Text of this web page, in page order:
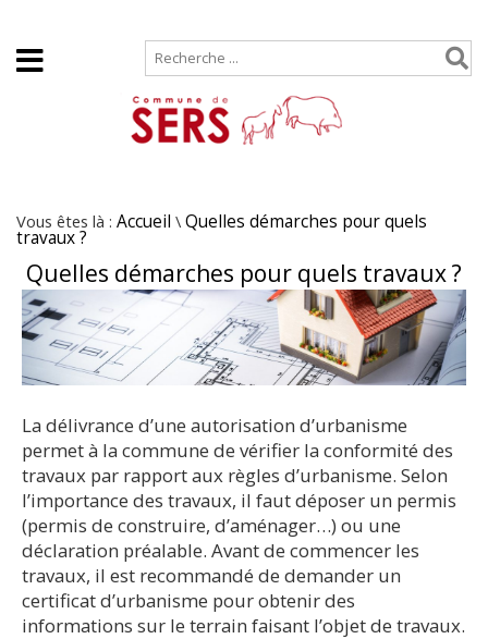
Vous êtes là : Accueil \ Quelles démarches pour quels
travaux ?
Quelles démarches pour quels travaux ?
La délivrance d’une autorisation d’urbanisme
permet à la commune de vérifier la conformité des
travaux par rapport aux règles d’urbanisme. Selon
l’importance des travaux, il faut déposer un permis
(permis de construire, d’aménager…) ou une
déclaration préalable. Avant de commencer les
travaux, il est recommandé de demander un
certificat d’urbanisme pour obtenir des
informations sur le terrain faisant l’objet de travaux.